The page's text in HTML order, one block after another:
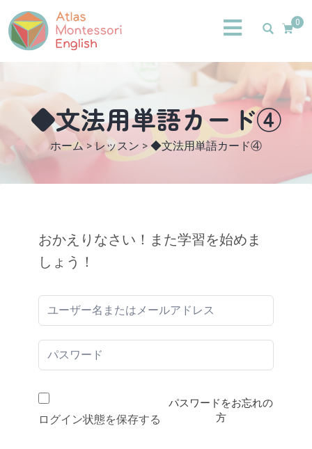
0
◆文法用単語カード④
ホーム >レッスン > ◆文法用単語カード④
おかえりなさい！また学習を始めま
しょう！
ログイン状態を保存する
パスワードをお忘れの
方